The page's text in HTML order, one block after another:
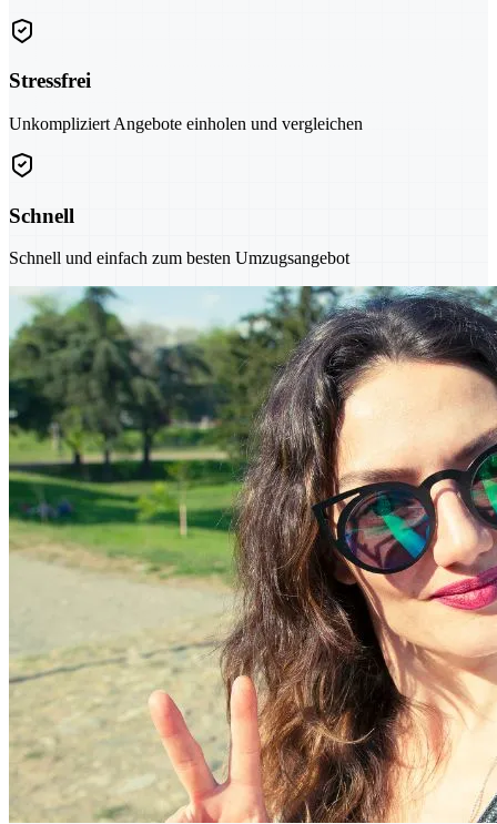
Stressfrei
Unkompliziert Angebote einholen und vergleichen
Schnell
Schnell und einfach zum besten Umzugsangebot